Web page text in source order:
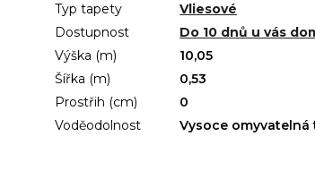
Typ tapety
Vliesové
Dostupnost
Do 10 dnů u vás
Výška (m)
10,05
Šířka (m)
0,53
Prostřih (cm)
0
Voděodolnost
Vysoce omyvatelná